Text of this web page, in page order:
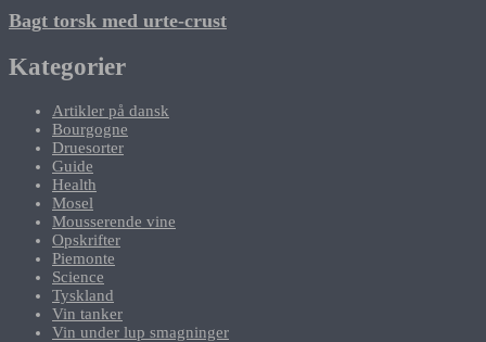
Bagt torsk med urte-crust
Kategorier
Artikler på dansk
Bourgogne
Druesorter
Guide
Health
Mosel
Mousserende vine
Opskrifter
Piemonte
Science
Tyskland
Vin tanker
Vin under lup smagninger